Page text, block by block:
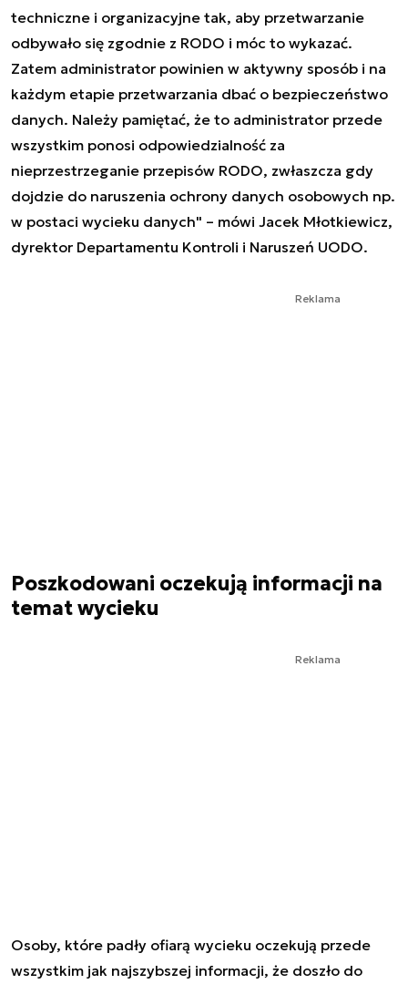
techniczne i organizacyjne tak, aby przetwarzanie
odbywało się zgodnie z RODO i móc to wykazać.
Zatem administrator powinien w aktywny sposób i na
każdym etapie przetwarzania dbać o bezpieczeństwo
danych. Należy pamiętać, że to administrator przede
wszystkim ponosi odpowiedzialność za
nieprzestrzeganie przepisów RODO, zwłaszcza gdy
dojdzie do naruszenia ochrony danych osobowych np.
w postaci wycieku danych" – mówi Jacek Młotkiewicz,
dyrektor Departamentu Kontroli i Naruszeń UODO.
Reklama
Poszkodowani oczekują informacji na
temat wycieku
Reklama
Osoby, które padły ofiarą wycieku oczekują przede
wszystkim jak najszybszej informacji, że doszło do